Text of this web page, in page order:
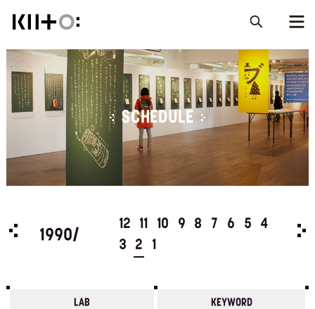
SCHEDULE
4
1990/
12 11 10 9 8 7 6 5
4
3
2 1
LAB KEYWORD